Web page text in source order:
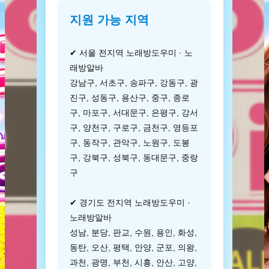
지원 가능 지역
✔ 서울 전지역 노래방도우미 · 노
래방알바
강남구, 서초구, 송파구, 강동구, 광
진구, 성동구, 용산구, 중구, 종로
구, 마포구, 서대문구, 은평구, 강서
구, 양천구, 구로구, 금천구, 영등포
구, 동작구, 관악구, 노원구, 도봉
구, 강북구, 성북구, 동대문구, 중랑
구
✔ 경기도 전지역 노래방도우미 ·
노래방알바
성남, 분당, 판교, 수원, 용인, 화성,
동탄, 오산, 평택, 안양, 군포, 의왕,
과천, 광명, 부천, 시흥, 안산, 고양,